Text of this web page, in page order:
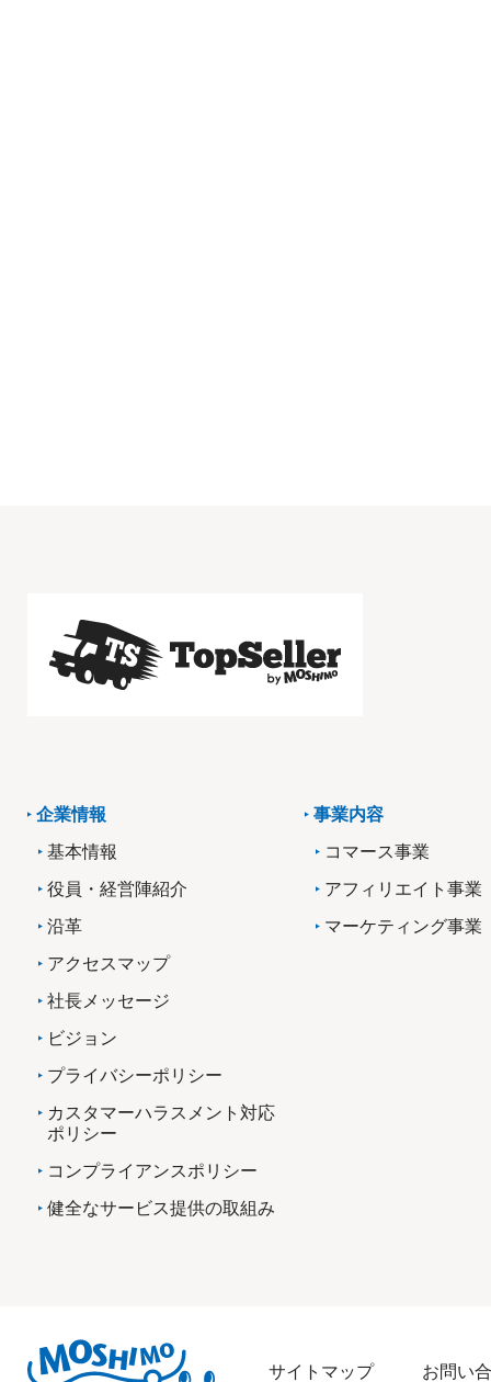
企業情報
基本情報
役員・経営陣紹介
沿革
アクセスマップ
社長メッセージ
ビジョン
プライバシーポリシー
カスタマーハラスメント対応
ポリシー
コンプライアンスポリシー
健全なサービス提供の取組み
事業内容
コマース事業
アフィリエイト事業
マーケティング事業
サイトマップ お問い